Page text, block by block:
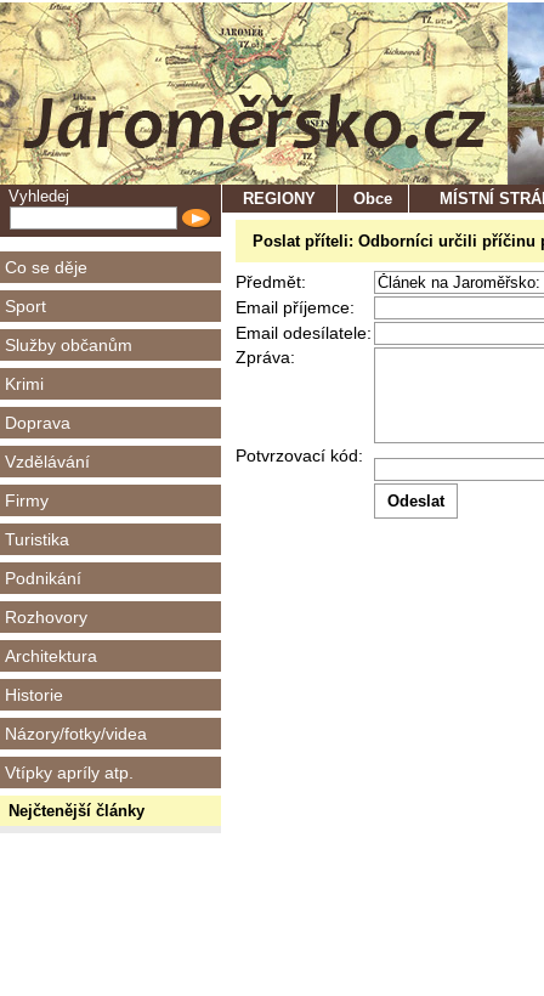
Vyhledej
Co se děje
Sport
Služby občanům
Krimi
Doprava
Vzdělávání
Firmy
Turistika
Podnikání
Rozhovory
Architektura
Historie
Názory/fotky/videa
Vtípky apríly atp.
Nejčtenější články
REGIONY Obce MÍSTNÍ
Poslat příteli: Odborníci určili příčinu
Předmět:
Email příjemce:
Email odesílatele:
Zpráva:
Potvrzovací kód: